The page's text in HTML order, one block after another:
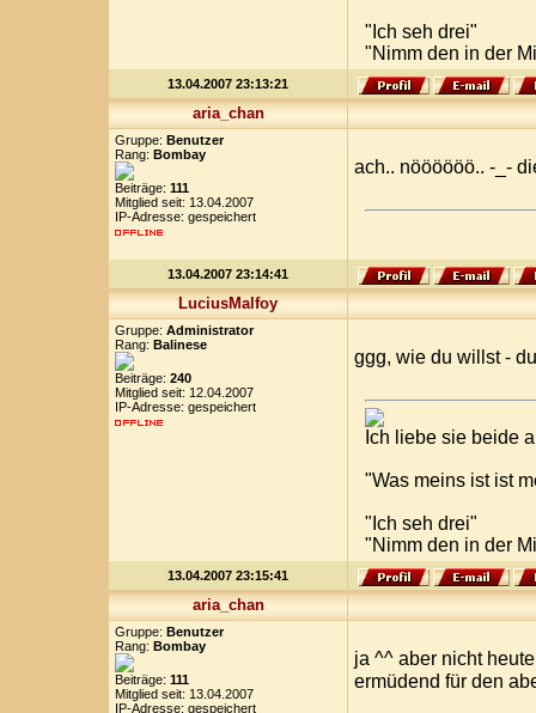
"Ich seh drei"
"Nimm den in der
13.04.2007 23:13:21
aria_chan
Gruppe: Benutzer
Rang: Bombay
Beiträge: 111
Mitglied seit: 13.04.2007
IP-Adresse: gespeichert
ach.. nöööööö.. -_-
13.04.2007 23:14:41
LuciusMalfoy
Gruppe: Administrator
Rang: Balinese
Beiträge: 240
Mitglied seit: 12.04.2007
IP-Adresse: gespeichert
ggg, wie du willst -
Ich liebe sie beide
"Was meins ist ist
"Ich seh drei"
"Nimm den in der
13.04.2007 23:15:41
aria_chan
Gruppe: Benutzer
Rang: Bombay
Beiträge: 111
Mitglied seit: 13.04.2007
IP-Adresse: gespeichert
ja ^^ aber nicht
ermüdend für den